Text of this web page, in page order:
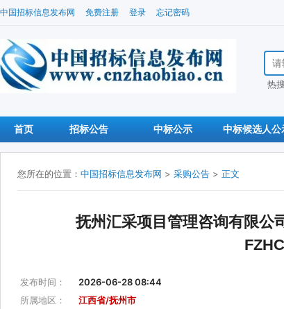
中国招标信息发布网 免费注册 登录 忘记密码
搜
热
首页 招标公告 中标公示 中标候选人公
您所在的位置： 中国招标信息发布网 > 采购公告 > 正文
抚州汇采项目管理咨询有限公
发布时间：
2026-06-28 08:44
所属地区：
江西省/抚州市